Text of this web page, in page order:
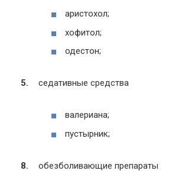
аристохол;
хофитол;
одестон;
седативные средства
валериана;
пустырник;
обезболивающие препараты